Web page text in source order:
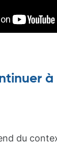
à
du